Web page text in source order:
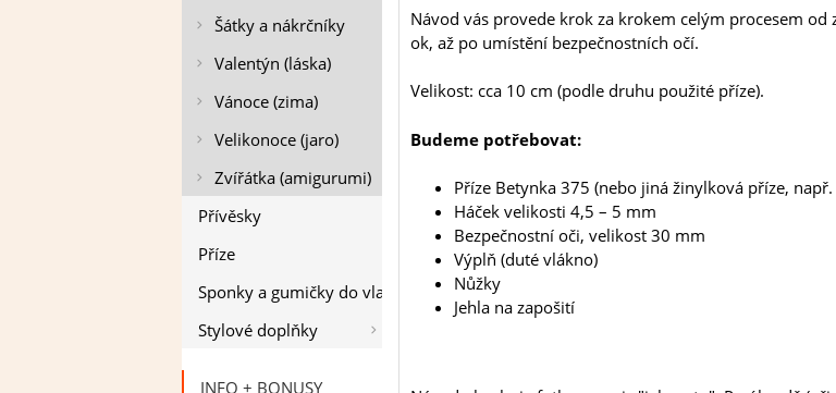
Šátky a nákrčníky
Valentýn (láska)
Vánoce (zima)
Velikonoce (jaro)
Zvířátka (amigurumi)
Přívěsky
Příze
Sponky a gumičky do vlasů
Stylové doplňky
INFO + BONUSY
Návod vás provede krok za krokem celým procesem
ok, až po umístění bezpečnostních očí.
Velikost: cca 10 cm (podle druhu použité příze).
Budeme potřebovat:
Příze Betynka 375 (nebo jiná žinylková příze,
Háček velikosti 4,5 – 5 mm
Bezpečnostní oči, velikost 30 mm
Výplň (duté vlákno)
Nůžky
Jehla na zapošití